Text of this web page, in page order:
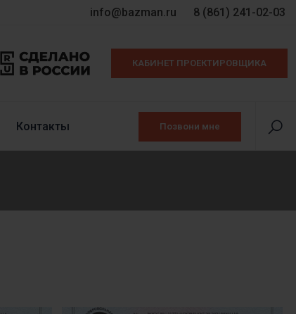
info@bazman.ru 8 (861) 241-02-03
КАБИНЕТ ПРОЕКТИРОВЩИКА
Контакты Позвони мне